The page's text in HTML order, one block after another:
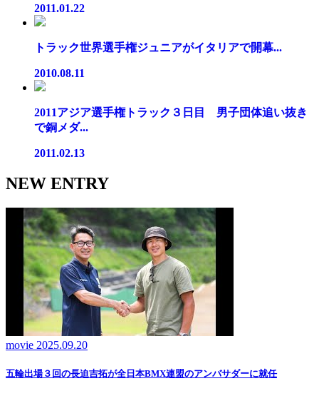
2011.01.22
トラック世界選手権ジュニアがイタリアで開幕...
2010.08.11
2011アジア選手権トラック３日目 男子団体追い抜き
で銅メダ...
2011.02.13
NEW ENTRY
movie 2025.09.20
五輪出場３回の長迫吉拓が全日本BMX連盟のアンバサダーに就任